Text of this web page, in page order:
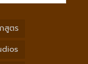
สูตร